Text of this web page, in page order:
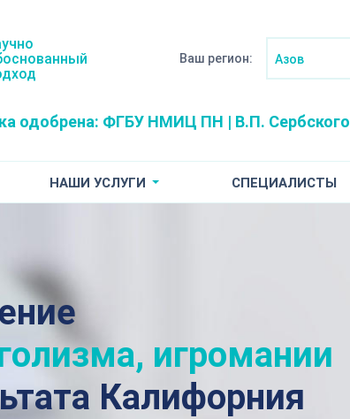
Ваш регион: Азов
одобрена: ФГБУ НМИЦ ПН | В.П. Сербского
НАШИ УСЛУГИ СПЕЦИАЛИСТЫ
игромании
Калифорния